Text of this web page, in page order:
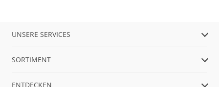
UNSERE SERVICES
SORTIMENT
ENTDECKEN